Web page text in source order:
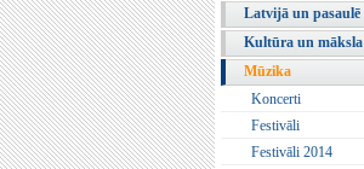
Latvijā un pasaulē
Kultūra un māksla
Mūzika
Koncerti
Festivāli
Festivāli 2014